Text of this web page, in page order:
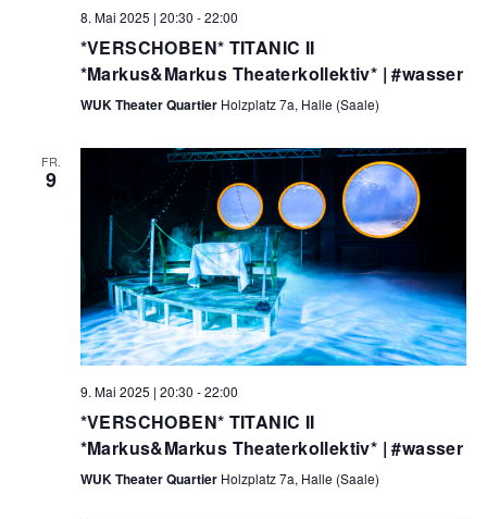
8. Mai 2025 | 20:30 -22:00
*VERSCHOBEN* TITANIC II
*Markus&Markus Theaterkollektiv* | #wasser
WUK Theater Quartier Holzplatz 7a, Halle (Saale)
FR.
9
9. Mai 2025 | 20:30 -22:00
*VERSCHOBEN* TITANIC II
*Markus&Markus Theaterkollektiv* | #wasser
WUK Theater Quartier Holzplatz 7a, Halle (Saale)